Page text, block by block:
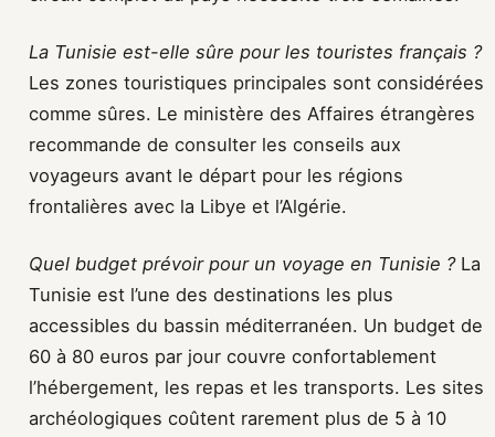
La Tunisie est-elle sûre pour les touristes français ?
Les zones touristiques principales sont considérées
comme sûres. Le ministère des Affaires étrangères
recommande de consulter les conseils aux
voyageurs avant le départ pour les régions
frontalières avec la Libye et l’Algérie.
Quel budget prévoir pour un voyage en Tunisie ?La
Tunisie est l’une des destinations les plus
accessibles du bassin méditerranéen. Un budget de
60 à 80 euros par jour couvre confortablement
l’hébergement, les repas et les transports. Les sites
archéologiques coûtent rarement plus de 5 à 10